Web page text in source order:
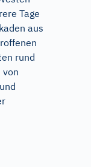
Tage
aus
rund
von